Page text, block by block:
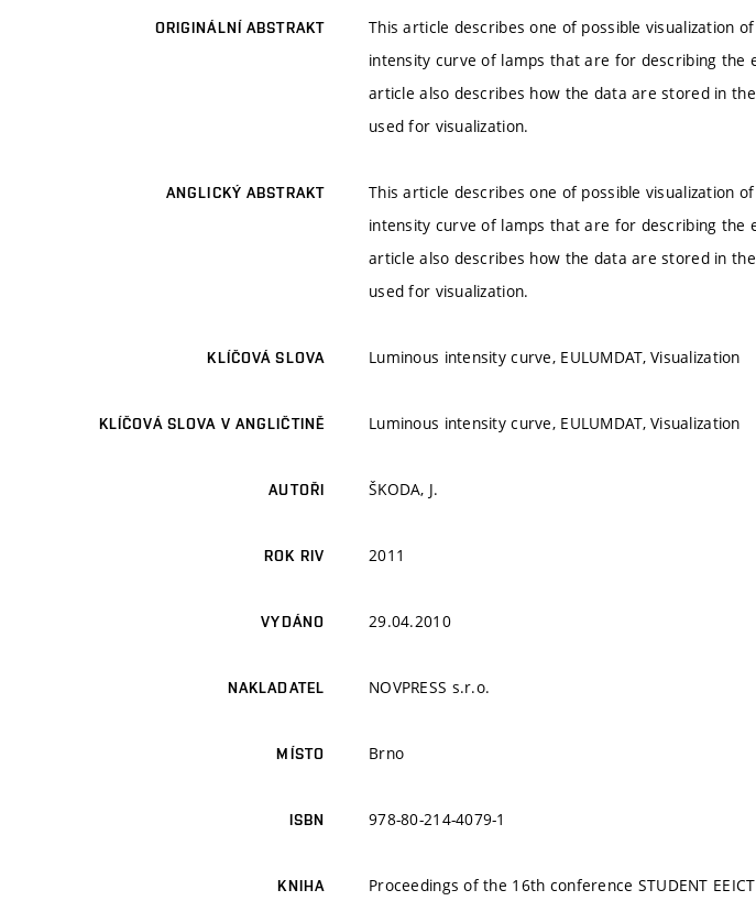
ORIGINÁLNÍ ABSTRAKT
This article describes one of possible visualization
intensity curve of lamps that are for describing the
article also describes how the data are stored in
used for visualization.
ANGLICKÝ ABSTRAKT
This article describes one of possible visualization
intensity curve of lamps that are for describing the
article also describes how the data are stored in
used for visualization.
KLÍČOVÁ SLOVA Luminous intensity curve, EULUMDAT, Visualization
KLÍČOVÁ SLOVA V ANGLIČTINĚ Luminous intensity curve, EULUMDAT, Visualization
AUTOŘI ŠKODA, J.
ROK RIV 2011
VYDÁNO 29.04.2010
NAKLADATEL NOVPRESS s.r.o.
MÍSTO Brno
ISBN 978-80-214-4079-1
KNIHA Proceedings of the 16th conference STUDENT